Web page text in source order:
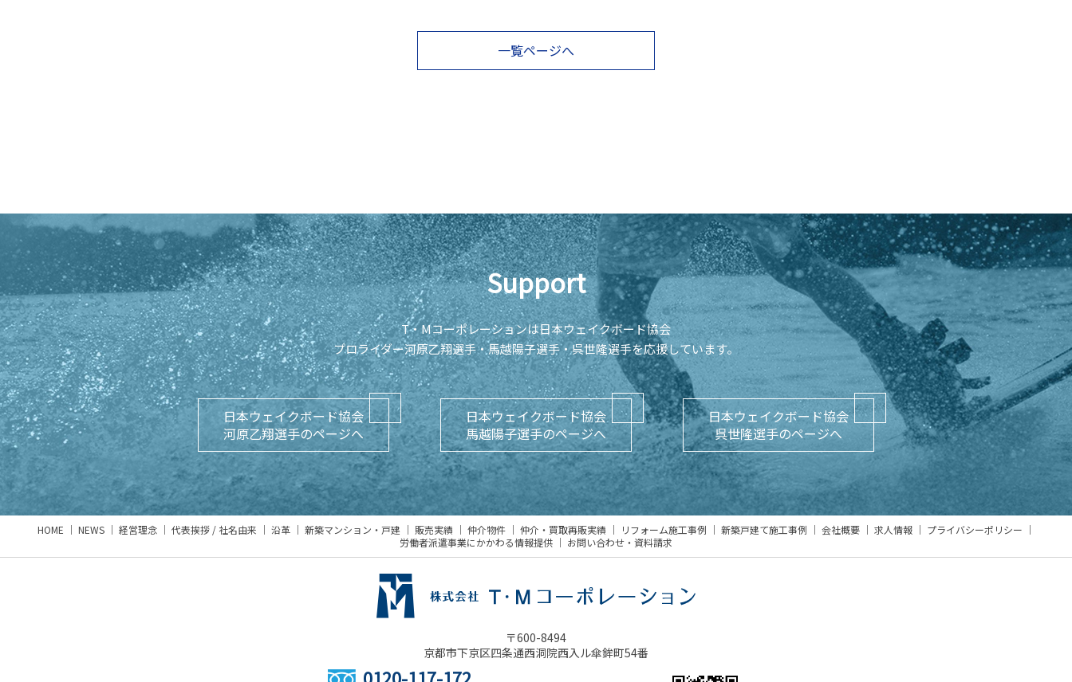
一覧ページへ
Support
T・Mコーポレーションは日本ウェイクボード協会
プロライダー河原乙翔選手・馬越陽子選手・呉世隆選手を応援しています。
日本ウェイクボード協会
河原乙翔選手のページへ
日本ウェイクボード協会
馬越陽子選手のページへ
日本ウェイクボード協会
呉世隆選手のページへ
HOME NEWS 経営理念 代表挨拶 / 社名由来 沿革 新築マンション・戸建 販売実績 仲介物件 仲介・買取再販実績 リフォーム施工事例 新築戸建て施工事例 会社概要 求人情報
プライバシーポリシー
労働者派遣事業にかかわる情報提供
お問い合わせ・資料請求
〒600-8494
京都市下京区四条通西洞院西入ル傘鉾町54番